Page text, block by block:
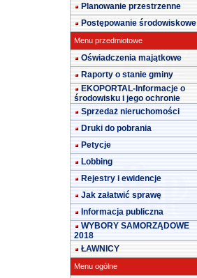
Planowanie przestrzenne
Postępowanie środowiskowe
Menu przedmiotowe
Oświadczenia majątkowe
Raporty o stanie gminy
EKOPORTAL-Informacje o
środowisku i jego ochronie
Sprzedaż nieruchomości
Druki do pobrania
Petycje
Lobbing
Rejestry i ewidencje
Jak załatwić sprawę
Informacja publiczna
WYBORY SAMORZĄDOWE
2018
ŁAWNICY
Menu ogólne